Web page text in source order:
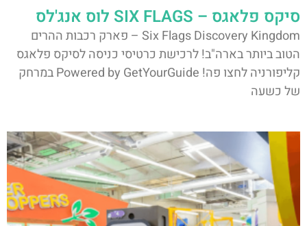
סיקס פלאגס – SIX FLAGS לוס אנג'לס
Six Flags Discovery Kingdom – פארק רכבות ההרים
הטוב ביותר בארה"ב! לרכישת כרטיסי כניסה לסיקס פלאגס
קליפורניה לחצו פה! Powered by GetYourGuide במרחק
של כשעה